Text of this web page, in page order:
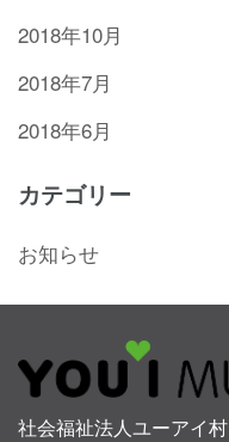
2018年10月
2018年7月
2018年6月
カテゴリー
お知らせ
社会福祉法人ユーアイ村